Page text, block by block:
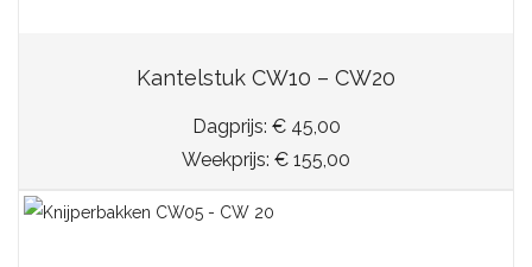
Kantelstuk CW10 – CW20
Dagprijs: € 45,00
Weekprijs: € 155,00